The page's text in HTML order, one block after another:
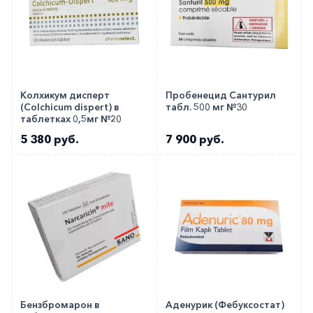
Колхикум дисперт
(Colchicum dispert) в
таблетках 0,5мг №20
5 380 руб.
Пробенецид Сантурил
табл. 500 мг №30
7 900 руб.
Бензбромарон в
Аденурик (Фебуксостат)